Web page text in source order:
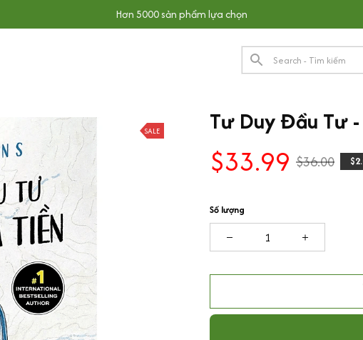
Hơn 5000 sản phẩm lựa chọn
SALE Tư Duy Đầu Tư
$33.99 $36.00
Số lượng